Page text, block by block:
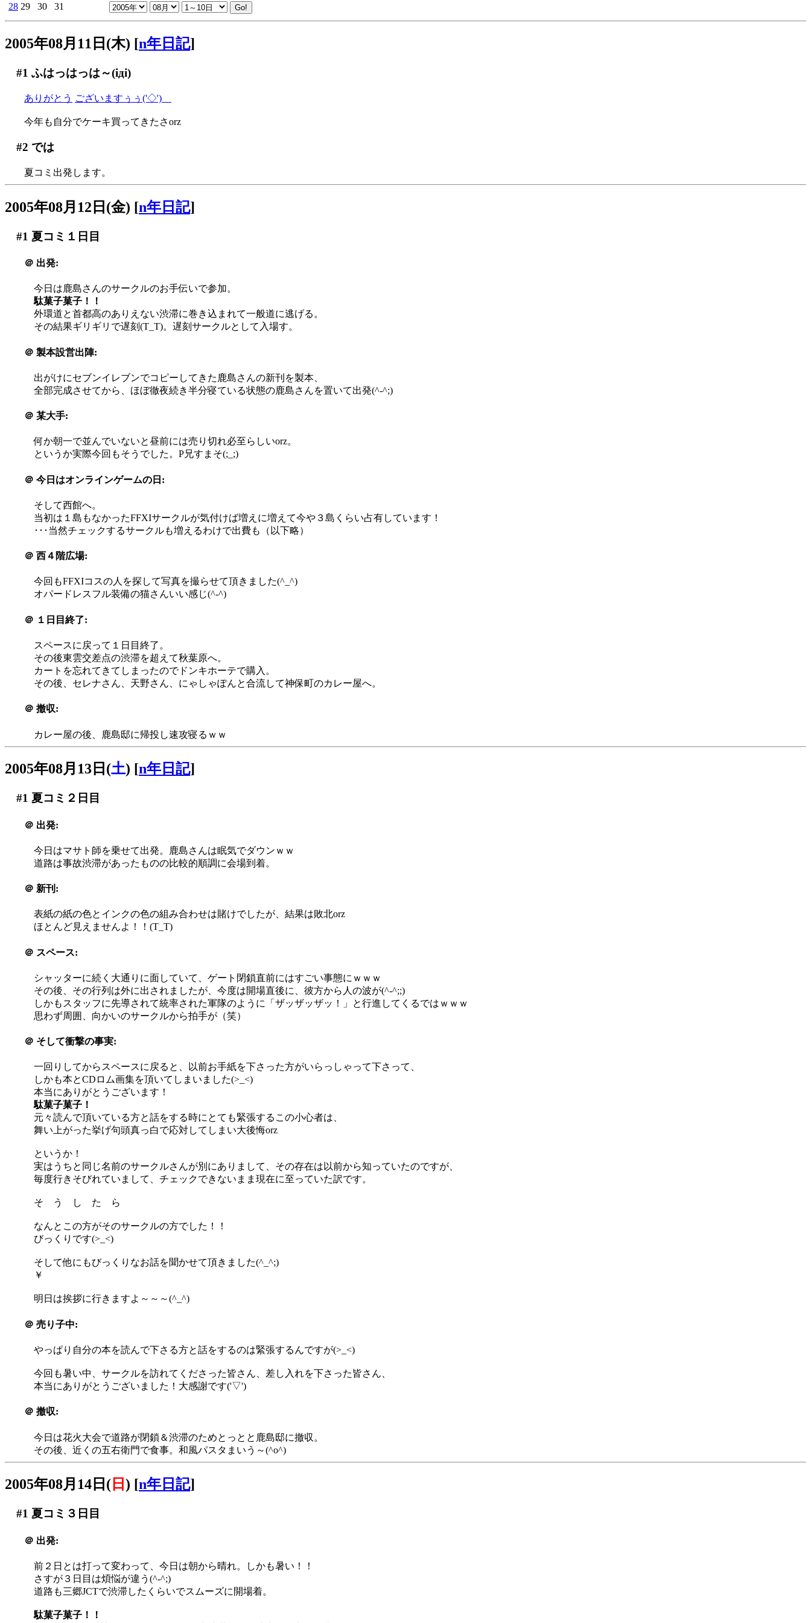
28 29 30 31
2005年08月11日(木) [n年日記]
#1 ふはっはっは～(iдi)
ありがとう ございますぅぅ('◇')ゞ
今年も自分でケーキ買ってきたさorz
#2 では
夏コミ出発します。
2005年08月12日(金) [n年日記]
#1 夏コミ１日目
＠ 出発:
今日は鹿島さんのサークルのお手伝いで参加。
駄菓子菓子！！
外環道と首都高のありえない渋滞に巻き込まれて一般道に逃げる。
その結果ギリギリで遅刻(T_T)。遅刻サークルとして入場す。
＠ 製本設営出陣:
出がけにセブンイレブンでコピーしてきた鹿島さんの新刊を製本、
全部完成させてから、ほぼ徹夜続き半分寝ている状態の鹿島さんを置いて出発(^-^;)
＠ 某大手:
何か朝一で並んでいないと昼前には売り切れ必至らしいorz。
というか実際今回もそうでした。P兄すまそ(;_;)
＠ 今日はオンラインゲームの日:
そして西館へ。
当初は１島もなかったFFXIサークルが気付けば増えに増えて今や３島くらい占有しています！
･･･当然チェックするサークルも増えるわけで出費も（以下略）
＠ 西４階広場:
今回もFFXIコスの人を探して写真を撮らせて頂きました(^_^)
オパードレスフル装備の猫さんいい感じ(^-^)
＠ １日目終了:
スペースに戻って１日目終了。
その後東雲交差点の渋滞を超えて秋葉原へ。
カートを忘れてきてしまったのでドンキホーテで購入。
その後、セレナさん、天野さん、にゃしゃぽんと合流して神保町のカレー屋へ。
＠ 撤収:
カレー屋の後、鹿島邸に帰投し速攻寝るｗｗ
2005年08月13日(土) [n年日記]
#1 夏コミ２日目
＠ 出発:
今日はマサト師を乗せて出発。鹿島さんは眠気でダウンｗｗ
道路は事故渋滞があったものの比較的順調に会場到着。
＠ 新刊:
表紙の紙の色とインクの色の組み合わせは賭けでしたが、結果は敗北orz
ほとんど見えませんよ！！(T_T)
＠ スペース:
シャッターに続く大通りに面していて、ゲート閉鎖直前にはすごい事態にｗｗｗ
その後、その行列は外に出されましたが、今度は開場直後に、彼方から人の波が(^-^;;)
しかもスタッフに先導されて統率された軍隊のように「ザッザッザッ！」と行進してくるではｗｗｗ
思わず周囲、向かいのサークルから拍手が（笑）
＠ そして衝撃の事実:
一回りしてからスペースに戻ると、以前お手紙を下さった方がいらっしゃって下さって、
しかも本とCDロム画集を頂いてしまいました(>_<)
本当にありがとうございます！
駄菓子菓子！
元々読んで頂いている方と話をする時にとても緊張するこの小心者は、
舞い上がった挙げ句頭真っ白で応対してしまい大後悔orz
というか！
実はうちと同じ名前のサークルさんが別にありまして、その存在は以前から知っていたのですが、
毎度行きそびれていまして、チェックできないまま現在に至っていた訳です。
そ う し た ら
なんとこの方がそのサークルの方でした！！
びっくりです(>_<)
そして他にもびっくりなお話を聞かせて頂きました(^_^;)
￥
明日は挨拶に行きますよ～～～(^_^)
＠ 売り子中:
やっぱり自分の本を読んで下さる方と話をするのは緊張するんですが(>_<)
今回も暑い中、サークルを訪れてくださった皆さん、差し入れを下さった皆さん、
本当にありがとうございました！大感謝です('▽')
＠ 撤収:
今日は花火大会で道路が閉鎖＆渋滞のためとっとと鹿島邸に撤収。
その後、近くの五右衛門で食事。和風パスタまいう～(^o^)
2005年08月14日( 日 ) [n年日記]
#1 夏コミ３日目
＠ 出発:
前２日とは打って変わって、今日は朝から晴れ。しかも暑い！！
さすが３日目は煩悩が違う(^-^;)
道路も三郷JCTで渋滞したくらいでスムーズに開場着。
駄菓子菓子！！